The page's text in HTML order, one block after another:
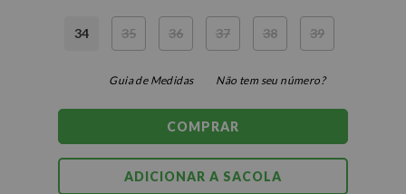
34 35 36 37 38 39
Não tem seu número?
Guia de Medidas
COMPRAR